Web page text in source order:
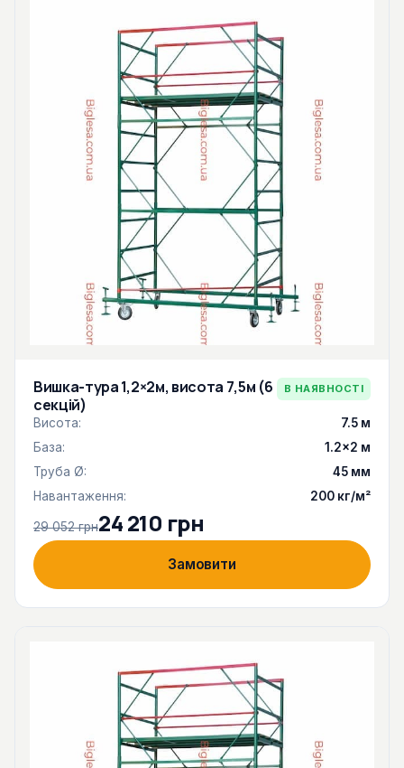
Вишка-тура 1,2×2м, висота 7,5м (6
секцій)
В НАЯВНОСТІ
Висота:
7.5 м
База:
1.2×2 м
Труба Ø:
45 мм
Навантаження:
200 кг/м²
29 052 грн24 210 грн
Замовити